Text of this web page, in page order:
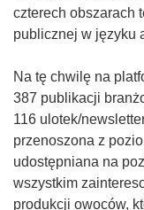
d
n
ś
n
i
k
o
t
w
czterech obszarach
publicznej w języku
Na tę chwilę na
387 publikacji
116 ulotek/
przenoszona z
udostępniana na
wszystkim
produkcji owoców,